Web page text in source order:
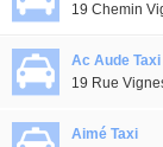
19 Chemin
Ac Aude Taxi
19 Rue
Aimé Taxi